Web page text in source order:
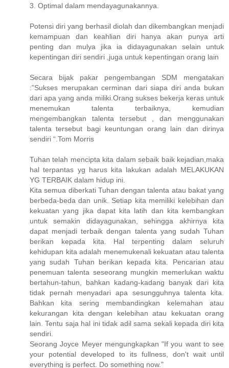
3. Optimal dalam mendayagunakannya.
Potensi diri yang berhasil diolah dan dikembangkan menjadi
kemampuan dan keahlian diri hanya akan punya arti
penting dan mulya jika ia didayagunakan selain untuk
kepentingan diri sendiri ,juga untuk kepentingan orang lain
Secara bijak pakar pengembangan SDM mengatakan
:”Sukses merupakan cerminan dari siapa diri anda bukan
dari apa yang anda miliki.Orang sukses bekerja keras untuk
menemukan talenta terbaiknya, kemudian
mengembangkan talenta tersebut , dan menggunakan
talenta tersebut bagi keuntungan orang lain dan dirinya
sendiri “.Tom Morris
Tuhan telah mencipta kita dalam sebaik baik kejadian,maka
hal terpantas yg harus kita lakukan adalah MELAKUKAN
YG TERBAIK dalam hidup ini.
Kita semua diberkati Tuhan dengan talenta atau bakat yang
berbeda-beda dan unik. Setiap kita memiliki kelebihan dan
kekuatan yang jika dapat kita latih dan kita kembangkan
untuk semakin didayagunakan, sehingga akhirnya kita
dapat menjadi terbaik dengan talenta yang sudah Tuhan
berikan kepada kita. Hal terpenting dalam seluruh
kehidupan kita adalah menemukenali kekuatan atau talenta
yang sudah Tuhan berikan kepada kita. Pencarian atau
penemuan talenta seseorang mungkin memerlukan waktu
bertahun-tahun, bahkan kadang-kadang banyak dari kita
tidak pernah menyadari apa sesungguhnya talenta kita.
Bahkan kita sering membandingkan kelemahan atau
kekurangan kita dengan kelebihan atau kekuatan orang
lain. Tentu saja hal ini tidak adil sama sekali kepada diri kita
sendiri.
Seorang Joyce Meyer mengungkapkan "If you want to see
your potential developed to its fullness, don't wait until
everything is perfect. Do something now."